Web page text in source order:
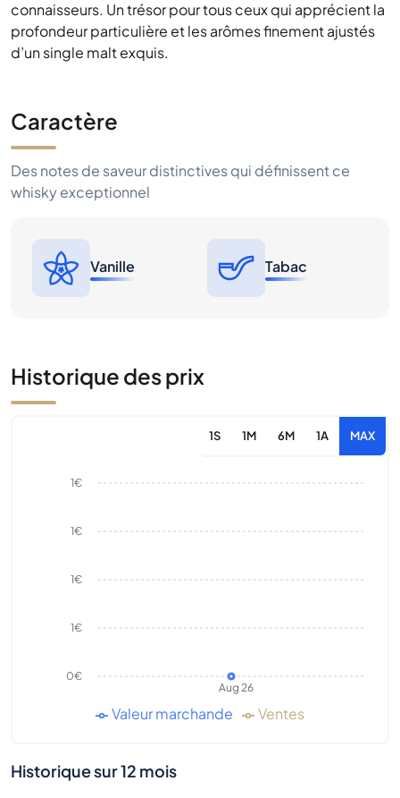
connaisseurs. Un trésor pour tous ceux qui apprécient la
profondeur particulière et les arômes finement ajustés
d’un single malt exquis.
Caractère
Des notes de saveur distinctives qui définissent ce
whisky exceptionnel
Vanille Tabac
Historique des prix
1S 1M 6M 1A MAX
Aug 26
0€
1€
1€
1€
1€
Valeur marchande Ventes
Historique sur 12 mois